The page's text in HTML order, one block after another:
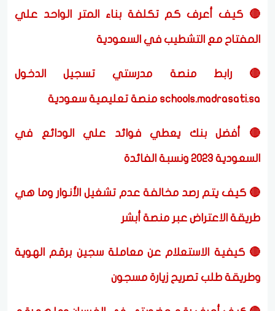
🔴 كيف أعرف كم تكلفة بناء المتر الواحد علي
المفتاح مع التشطيب في السعودية
🔴 رابط منصة مدرستي تسجيل الدخول
schools.madrasati.sa منصة تعليمية سعودية
🔴 أفضل بنك يعطي فوائد علي الودائع في
السعودية 2023 ونسبة الفائدة
🔴 كيف يتم رصد مخالفة عدم تشغيل الأنوار وما هي
طريقة الاعتراض عبر منصة أبشر
🔴 كيفية الاستعلام عن معاملة سجين برقم الهوية
وطريقة طلب تصريح زيارة مسجون